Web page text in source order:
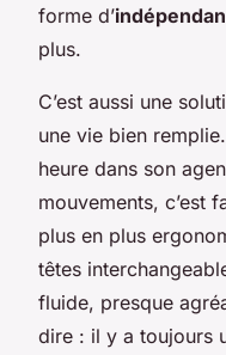
forme d’
plus.
C’est aussi une
une vie bien
heure dans son
mouvements, c’est
plus en plus
têtes
fluide, presque
dire : il y a toujours